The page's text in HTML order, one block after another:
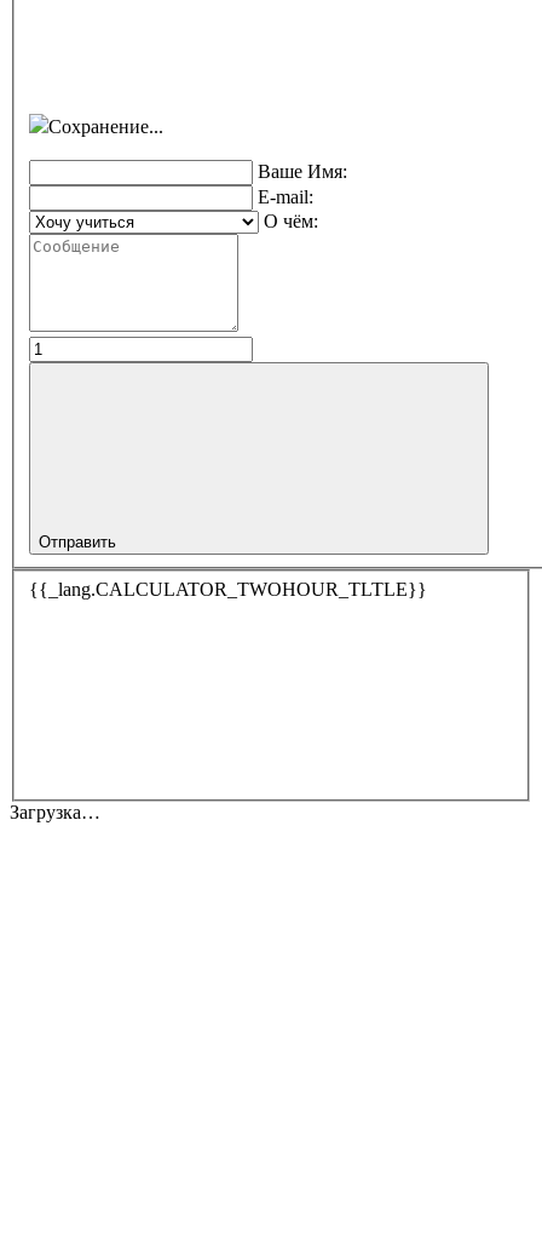
Сохранение...
Ваше Имя:
E-mail:
О чём:
Отправить
{{_lang.CALCULATOR_TWOHOUR_TLTLE}}
Загрузка…